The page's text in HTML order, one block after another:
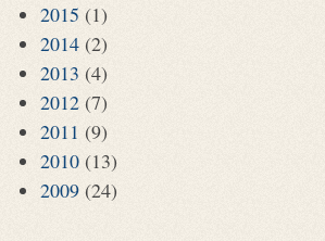
2015 (1)
2014 (2)
2013 (4)
2012 (7)
2011 (9)
2010 (13)
2009 (24)